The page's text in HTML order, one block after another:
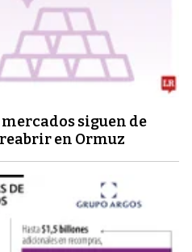
siguen de
en Ormuz